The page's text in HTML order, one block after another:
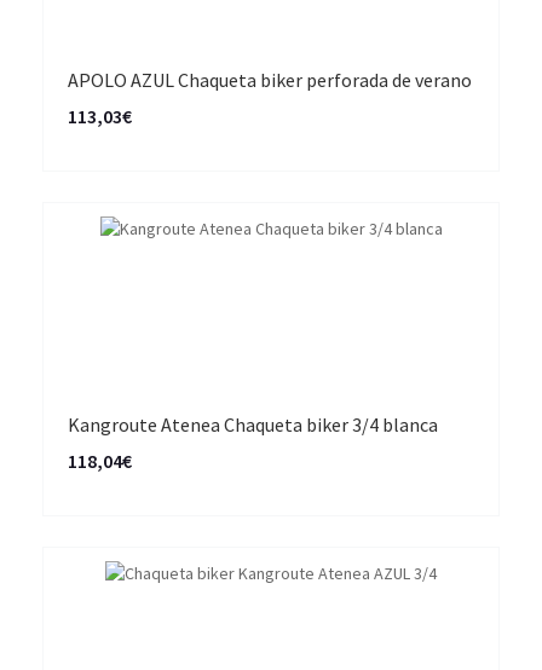
APOLO AZUL Chaqueta biker perforada de verano
113,03€
Kangroute Atenea Chaqueta biker 3/4 blanca
118,04€